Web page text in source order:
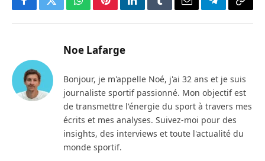
FacebookTwitterWhatsAppPinterestLinkedInTumblrEmailTelegram
Copy
Noe Lafarge
Bonjour, je m'appelle Noé, j'ai 32 ans et je suis
journaliste sportif passionné. Mon objectif est
de transmettre l'énergie du sport à travers mes
écrits et mes analyses. Suivez-moi pour des
insights, des interviews et toute l'actualité du
monde sportif.